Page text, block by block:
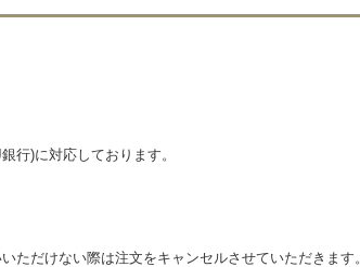
行)に対応しております。
ただけない際は注文をキャンセルさせていただきます